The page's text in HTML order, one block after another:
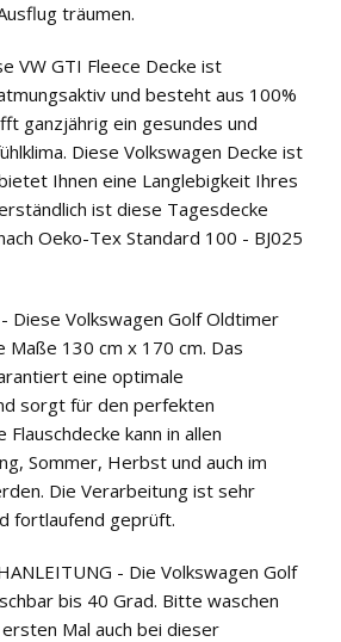
träumen.
VW GTI Fleece Decke ist
und besteht aus 100%
ganzjährig ein gesundes und
Diese Volkswagen Decke ist
Ihnen eine Langlebigkeit Ihres
ist diese Tagesdecke
Oeko-Tex Standard 100 - BJ025
- Diese Volkswagen Golf Oldtimer
Maße 130 cm x 170 cm. Das
eine optimale
sorgt für den perfekten
kann in allen
Sommer, Herbst und auch im
Die Verarbeitung ist sehr
fortlaufend geprüft.
- Die Volkswagen Golf
bis 40 Grad. Bitte waschen
Mal auch bei dieser